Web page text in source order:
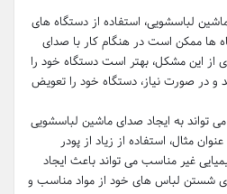
لباسشویی، استفاده از دستگاه های
ها ممکن است در هنگام کار با صدای
از این مشکل، بهتر است دستگاه خود را
و در صورت نیاز، دستگاه خود را تعویض
تواند به ایجاد صدای ماشین لباسشویی
مثال، استفاده از زیاد از پودر
غیر مناسب می تواند باعث ایجاد
شستن لباس های خود از مواد مناسب و